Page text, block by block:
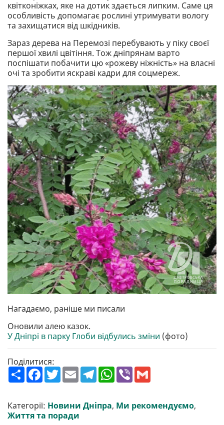
квітконіжках, яке на дотик здається липким. Саме ця
особливість допомагає рослині утримувати вологу
та захищатися від шкідників.
Зараз дерева на Перемозі перебувають у піку своєї
першої хвилі цвітіння. Тож дніпрянам варто
поспішати побачити цю «рожеву ніжність» на власні
очі та зробити яскраві кадри для соцмереж.
Нагадаємо, раніше ми писали
Оновили алею казок.
У Дніпрі в парку Глоби відбулись зміни (фото)
Поділитися:
П
о
р
и
т
F
a
b
o
o
T
w
t
e
r
E
m
l
T
e
g
r
W
h
s
A
V
r l
Категорії: Новини Дніпра, Ми рекомендуємо,
Життя та поради